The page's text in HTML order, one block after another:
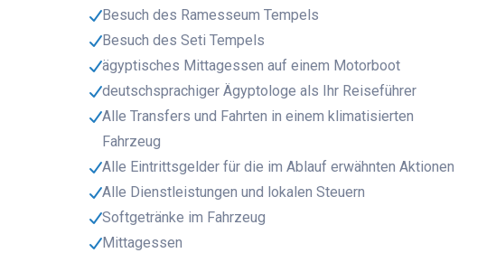
Besuch des Ramesseum Tempels
Besuch des Seti Tempels
ägyptisches Mittagessen auf einem Motorboot
deutschsprachiger Ägyptologe als Ihr Reiseführer
Alle Transfers und Fahrten in einem klimatisierten
Fahrzeug
Alle Eintrittsgelder für die im Ablauf erwähnten Aktionen
Alle Dienstleistungen und lokalen Steuern
Softgetränke im Fahrzeug
Mittagessen